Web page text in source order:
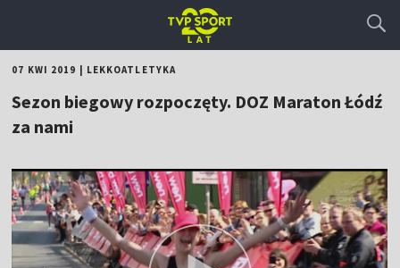
07 KWI 2019 LEKKOATLETYKA
Sezon biegowy rozpoczęty. DOZ Maraton Łódź
za nami